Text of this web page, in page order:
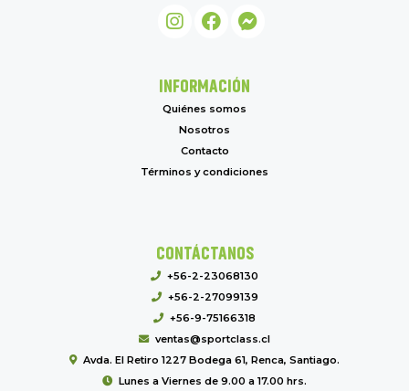
INFORMACIÓN
Quiénes somos
Nosotros
Contacto
Términos y condiciones
CONTÁCTANOS
+56-2-23068130
+56-2-27099139
+56-9-75166318
ventas@sportclass.cl
Avda. El Retiro 1227 Bodega 61, Renca, Santiago.
Lunes a Viernes de 9.00 a 17.00 hrs.